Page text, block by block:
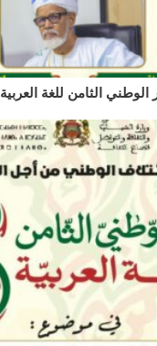
الثامن للغة العربية